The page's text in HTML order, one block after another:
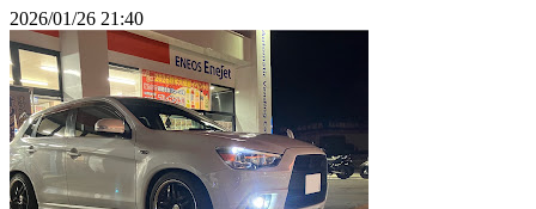
2026/01/26 21:40